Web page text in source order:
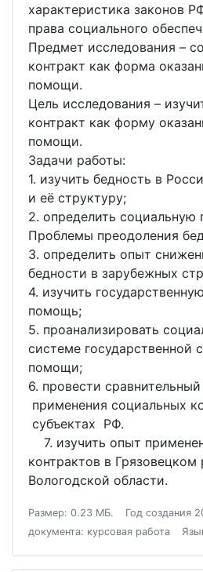
характеристика законов
права социального
Предмет исследования –
контракт как форма
помощи.
Цель исследования –
контракт как форму
помощи.
Задачи работы:
1. изучить бедность в
и её структуру;
2. определить социальную
Проблемы преодоления
3. определить опыт
бедности в зарубежных
4. изучить
помощь;
5. проанализировать
системе государственной
помощи;
6. провести
применения социальных
субъектах РФ.
7. изучить опыт
контрактов в Грязовецком
Вологодской области.
Размер: 0.23 МБ. Год создания
документа: курсовая работа